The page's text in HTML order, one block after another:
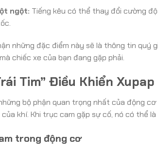
ngột: Tiếng kêu có thể thay đổi cường
những đặc điểm này sẽ là thông tin
chiếc xe của bạn đang gặp phải.
Tim” Điều Khiển
bộ phận quan trọng nhất của động
khí. Khi trục cam gặp sự cố, nó có thể
trong động cơ